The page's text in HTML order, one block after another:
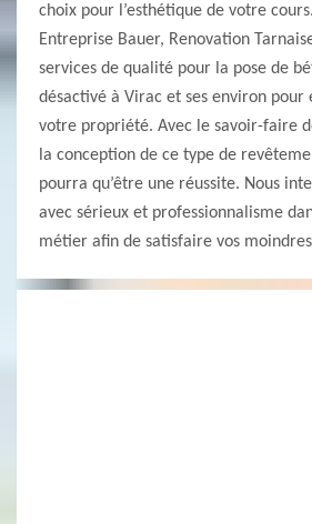
choix pour l’esthétique de votre
Entreprise Bauer, Renovation
services de qualité pour la pose de
désactivé à Virac et ses environ pour
votre propriété. Avec le savoir-faire
la conception de ce type de
pourra qu’être une réussite. Nous
avec sérieux et professionnalisme
métier afin de satisfaire vos